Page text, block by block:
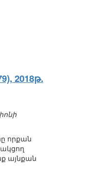
2018թ.
որքան
այնքան